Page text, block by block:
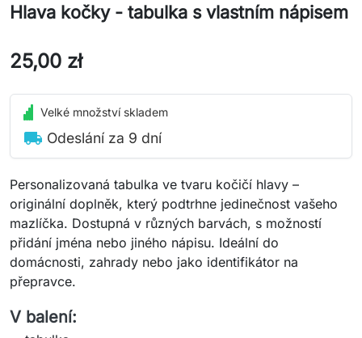
Hlava kočky - tabulka s vlastním nápisem
25,00 zł
Velké množství skladem
local_shipping Odeslání za 9 dní
Personalizovaná tabulka ve tvaru kočičí hlavy –
originální doplněk, který podtrhne jedinečnost vašeho
mazlíčka. Dostupná v různých barvách, s možností
přidání jména nebo jiného nápisu. Ideální do
domácnosti, zahrady nebo jako identifikátor na
přepravce.
V balení: